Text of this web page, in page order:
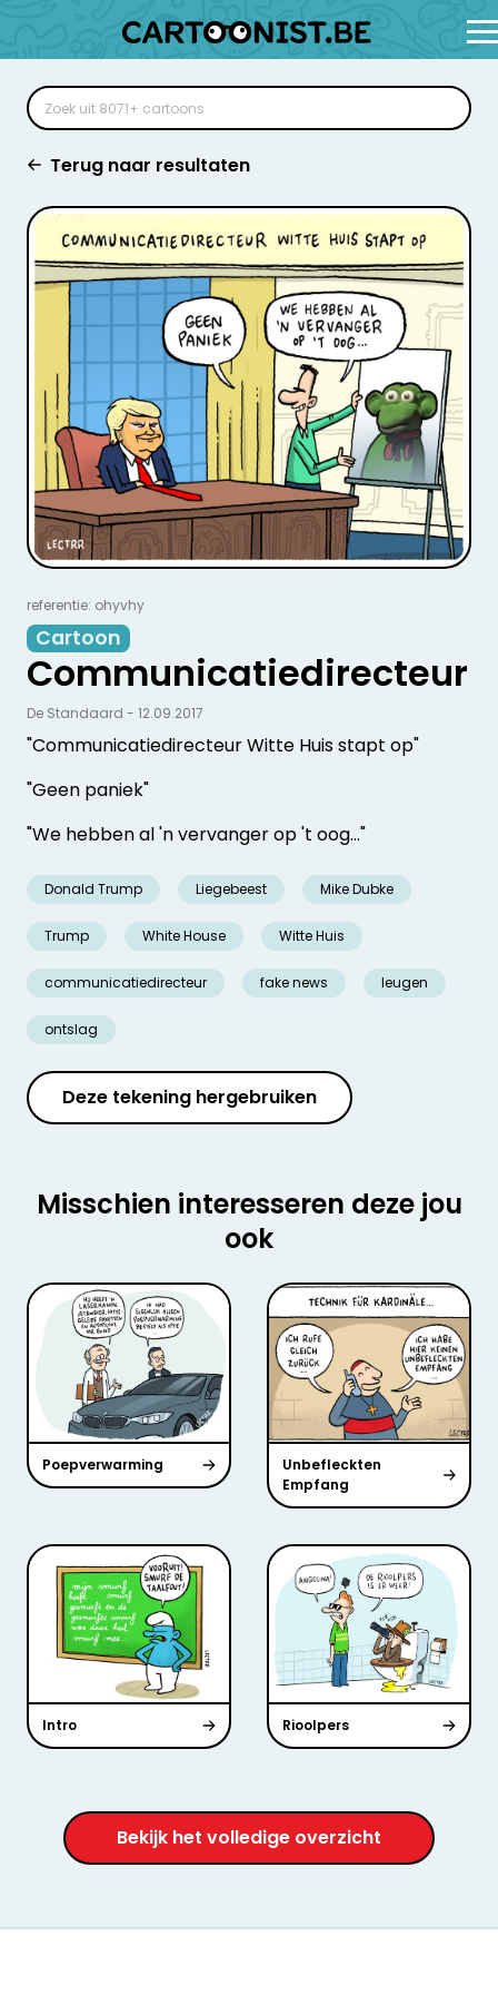
Terug naar resultaten
referentie: ohyvhy
Cartoon
Communicatiedirecteur
"Communicatiedirecteur Witte Huis stapt op"
"Geen paniek"
"We hebben al 'n vervanger op 't oog..."
Donald Trump Liegebeest Mike Dubke
Trump White House Witte Huis
communicatiedirecteur fake news leugen
ontslag
De Standaard - 12.09.2017
Deze tekening hergebruiken
Misschien interesseren deze jou
ook
Poepverwarming
Unbefleckten
Empfang
Intro Rioolpers
Bekijk het volledige overzicht